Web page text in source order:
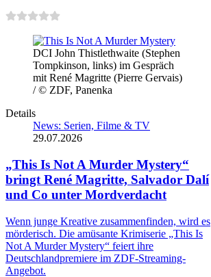
DCI John Thistlethwaite (Stephen
Tompkinson, links) im Gespräch
mit René Magritte (Pierre Gervais)
/ © ZDF, Panenka
Details
News: Serien, Filme & TV
29.07.2026
„This Is Not A Murder Mystery“
bringt René Magritte, Salvador Dalí
und Co unter Mordverdacht
Wenn junge Kreative zusammenfinden, wird es
mörderisch. Die amüsante Krimiserie „This Is
Not A Murder Mystery“ feiert ihre
Deutschlandpremiere im ZDF-Streaming-
Angebot.